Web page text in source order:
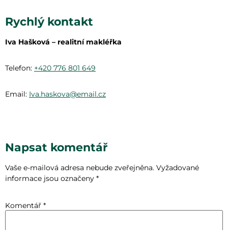
Rychlý kontakt
Iva Hašková – realitní makléřka
Telefon: +420 776 801 649
Email: Iva.haskova@email.cz
Napsat komentář
Vaše e-mailová adresa nebude zveřejněna. Vyžadované
informace jsou označeny *
Komentář *